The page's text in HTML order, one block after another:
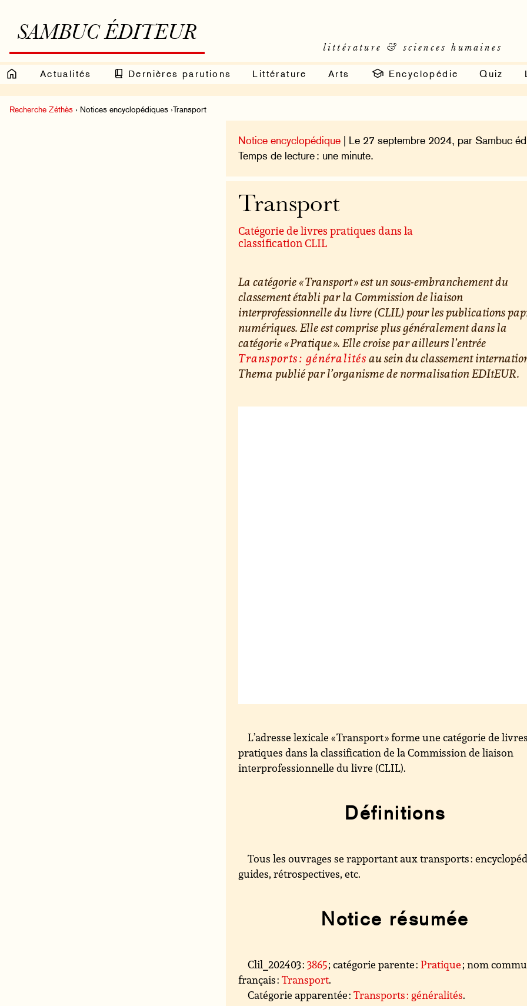
SAMBUC ÉDITEUR
littérature & sciences humaines
Actualités Dernières parutions Littérature Arts Encyclopédie Quiz
Recherche Zéthès › Notices encyclopédiques ›Transport
Notice encyclopédique | Le 27 septembre 2024, par Sambuc
Temps de lecture : une minute.
Transport
Catégorie de livres pratiques dans la
classification CLIL
La catégorie « Transport » est un sous-embranchement du
classement établi par la Commission de liaison
interprofessionnelle du livre (CLIL) pour les publications
numériques. Elle est comprise plus généralement dans la
catégorie « Pratique ». Elle croise par ailleurs l’entrée
Transports : généralitésau sein du classement
Thema publié par l’organisme de normalisation EDItEUR.
L’adresse lexicale « Transport » forme une catégorie de
pratiques dans la classification de la Commission de liaison
interprofessionnelle du livre (CLIL).
Définitions
Tous les ouvrages se rapportant aux transports :
guides, rétrospectives, etc.
Notice résumée
Clil_202403 :3865; catégorie parente :Pratique; nom
français :Transport.
Catégorie apparentée :Transports : généralités.